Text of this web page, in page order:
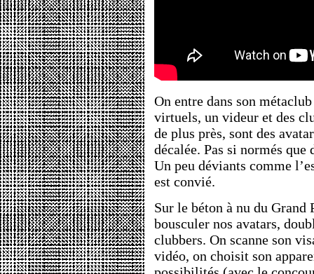
On entre dans son
virtuels, un videur et des
de plus près, sont des
décalée. Pas si normés que
Un peu déviants comme
est convié.
Sur le béton à nu du
bousculer nos avatars,
clubbers. On scanne son
vidéo, on choisit son